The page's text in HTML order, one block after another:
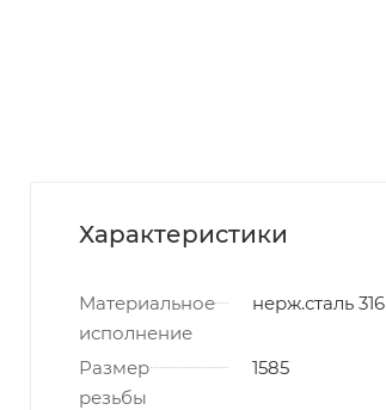
Характеристики
Материальное
исполнение
нерж.сталь 316
Размер
резьбы
1585